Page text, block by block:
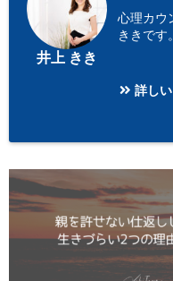
井上 きき
心理カウ
ききです。
詳し